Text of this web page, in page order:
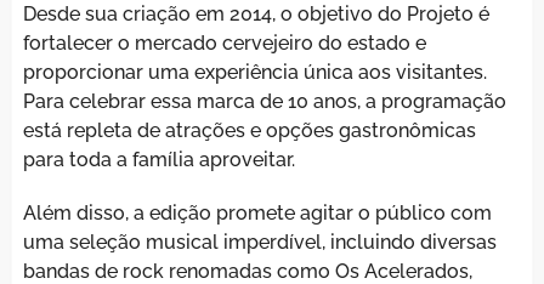
Desde sua criação em 2014, o objetivo do Projeto é
fortalecer o mercado cervejeiro do estado e
proporcionar uma experiência única aos visitantes.
Para celebrar essa marca de 10 anos, a programação
está repleta de atrações e opções gastronômicas
para toda a família aproveitar.
Além disso, a edição promete agitar o público com
uma seleção musical imperdível, incluindo diversas
bandas de rock renomadas como Os Acelerados,